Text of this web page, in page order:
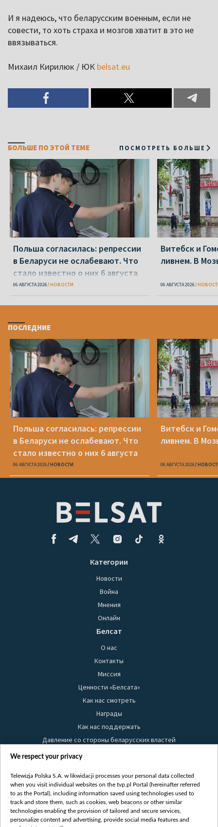
И я надеюсь, что беларусским военным, если не
совести, то хоть страха и мозгов хватит в это не
ввязываться.
Михаил Кирилюк / ЮК belsat.eu
БОЛЬШЕ ПО ЭТОЙ ТЕМЕ ПОСМОТРЕТЬ БОЛЬШЕ
Польша согласилась: репрессии
в Беларуси не ослабевают. Что
стало известно о них 6 августа
06 АВГУСТА 2026 НОВОСТИ
Витебск и
ливнем. В
06 АВГУСТА 2026
ПОСЛЕДНИЕ
Польша согласилась: репрессии
в Беларуси не ослабевают. Что
стало известно о них 6 августа
06 АВГУСТА 2026 НОВОСТИ
Витебск и
ливнем. В
06 АВГУСТА 2026
Категории
Новости
Война
Мнения
Онлайн
Белсат
О нас
Контакты
Миссия
Ценности «Белсата»
Как нас смотреть
Награды
Как нас поддержать
Давление со стороны беларусских властей
Правила использования материалов
Безопасность
Youtube
Белсат news
Белсат Life
We respect your privacy
Telewizja Polska S.A. w likwidacji processes your personal data collected
when you visit individual websites on the tvp.pl Portal (hereinafter referred
to as the Portal), including information saved using technologies used to
track and store them, such as cookies, web beacons or other similar
technologies enabling the provision of tailored and secure services,
personalize content and advertising, provide social media features and